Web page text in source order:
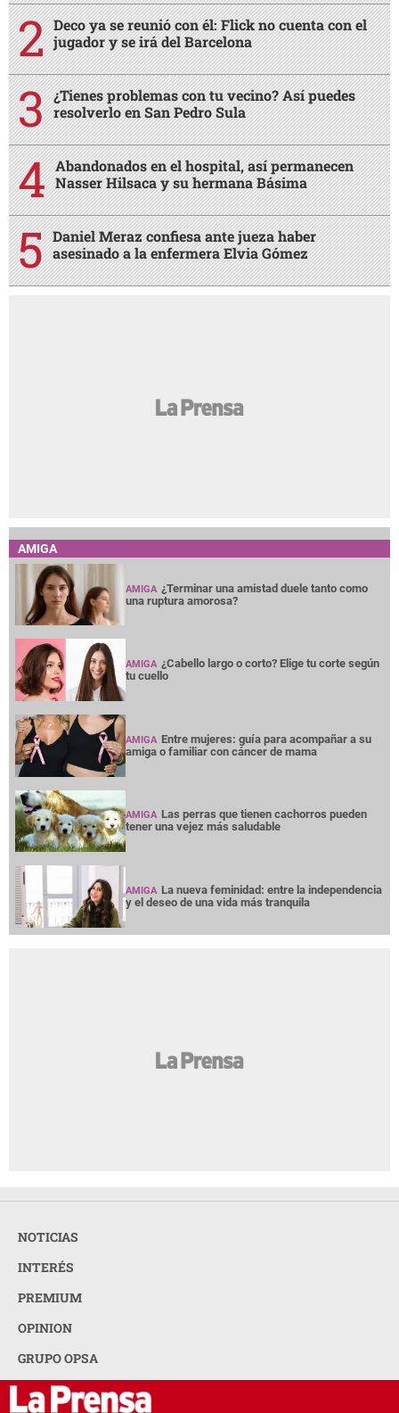
Deco ya se reunió con él: Flick no cuenta con el
jugador y se irá del Barcelona
¿Tienes problemas con tu vecino? Así puedes
resolverlo en San Pedro Sula
Abandonados en el hospital, así permanecen
Nasser Hilsaca y su hermana Básima
Daniel Meraz confiesa ante jueza haber
asesinado a la enfermera Elvia Gómez
AMIGA
AMIGA ¿Terminar una amistad duele tanto como
una ruptura amorosa?
AMIGA ¿Cabello largo o corto? Elige tu corte según
tu cuello
AMIGA Entre mujeres: guía para acompañar a su
amiga o familiar con cáncer de mama
AMIGA Las perras que tienen cachorros pueden
tener una vejez más saludable
AMIGA La nueva feminidad: entre la independencia
y el deseo de una vida más tranquila
NOTICIAS
INTERÉS
PREMIUM
OPINION
GRUPO OPSA